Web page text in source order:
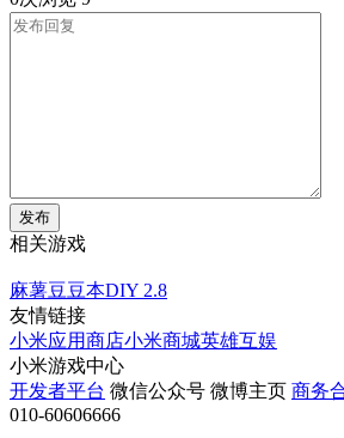
发布
相关游戏
麻薯豆豆本DIY 2.8
友情链接
小米应用商店小米商城英雄互娱
小米游戏中心
开发者平台 微信公众号 微博主页 商务
010-60606666